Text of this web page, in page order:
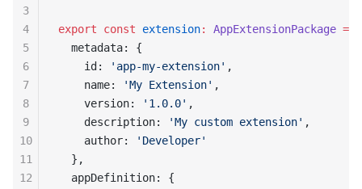
export const extension: AppExtensionPackage =
  metadata: {
    id:
'app-my-extension' ,
    name:
'My Extension' ,
    version:
'1.0.0' ,
    description:
'My custom extension' ,
    author:
'Developer'
  },
  appDefinition: {
3
4
5
6
7
8
9
10
11
12